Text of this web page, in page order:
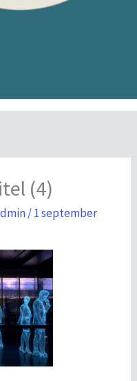
(4)
/1 september